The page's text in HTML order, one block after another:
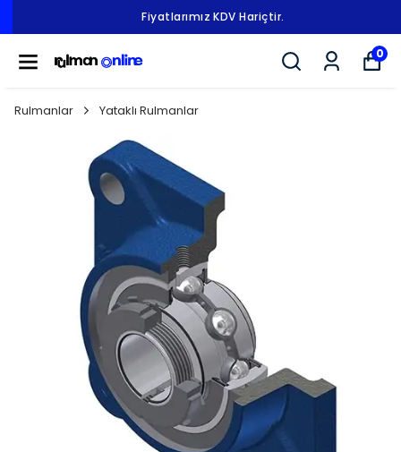
Fiyatlarımız KDV Hariçtir.
0
Rulmanlar Yataklı Rulmanlar